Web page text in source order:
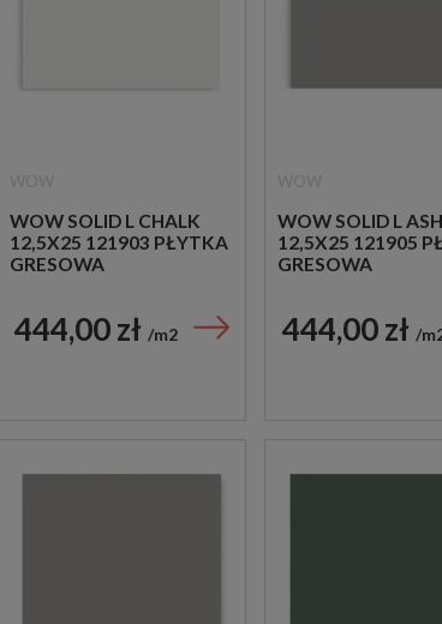
WOW SOLID L CHALK
12,5X25 121903 PŁYTKA
GRESOWA
444,00 zł m2
WOW SOLID L ASH
12,5X25 121905
GRESOWA
444,00 zł